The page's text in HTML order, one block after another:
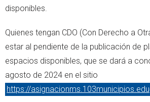
disponibles.
Quienes tengan CDO (Con Derecho a
estar al pendiente de la publicación de
espacios disponibles, que se dará a
agosto de 2024 en el sitio
https://